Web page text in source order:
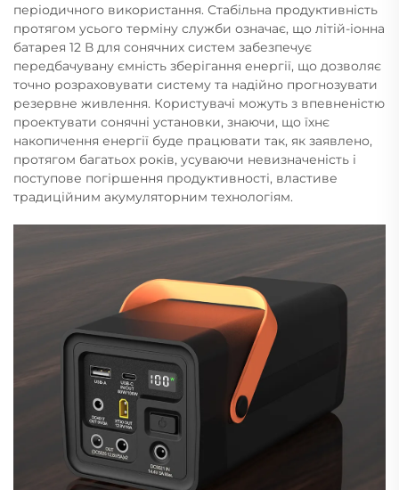
періодичного використання. Стабільна продуктивність
протягом усього терміну служби означає, що літій-іонна
батарея 12 В для сонячних систем забезпечує
передбачувану ємність зберігання енергії, що дозволяє
точно розраховувати систему та надійно прогнозувати
резервне живлення. Користувачі можуть з впевненістю
проектувати сонячні установки, знаючи, що їхнє
накопичення енергії буде працювати так, як заявлено,
протягом багатьох років, усуваючи невизначеність і
поступове погіршення продуктивності, властиве
традиційним акумуляторним технологіям.